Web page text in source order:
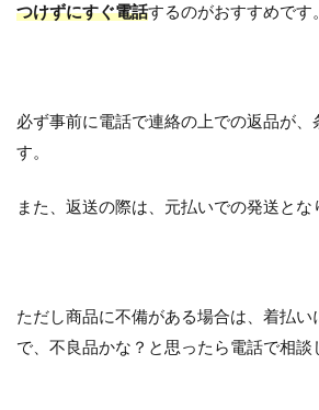
つけずにすぐ電話するのがおすすめです。
必ず事前に電話で連絡の上での返品が、
す。
また、返送の際は、元払いでの発送とな
ただし商品に不備がある場合は、着払
で、不良品かな？と思ったら電話で相談